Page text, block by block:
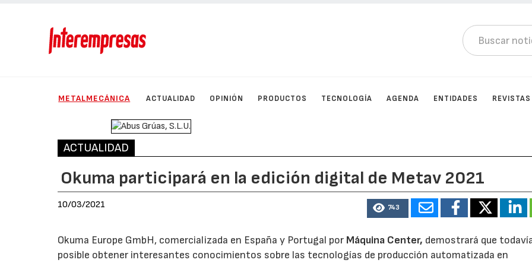
METALMECÁNICA ACTUALIDAD OPINIÓN PRODUCTOS TECNOLOGÍA AGENDA ENTIDADES REVISTAS
ACTUALIDAD
Okuma participará en la edición digital de Metav 2021
10/03/2021 743
Okuma Europe GmbH, comercializada en España y Portugal por Máquina Center, demostrará que
posible obtener interesantes conocimientos sobre las tecnologías de producción automatizada en